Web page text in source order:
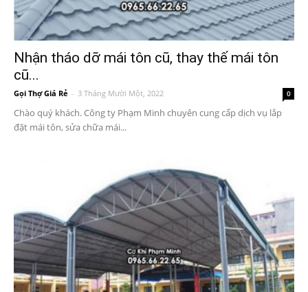
Nhận tháo dỡ mái tôn cũ, thay thế mái tôn
cũ...
Gọi Thợ Giá Rẻ - 3 Tháng Mười Một, 2022 0
Chào quý khách. Công ty Phạm Minh chuyên cung cấp dịch vụ lắp
đặt mái tôn, sửa chữa mái...